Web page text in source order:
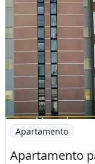
Imagem:
Apartamento